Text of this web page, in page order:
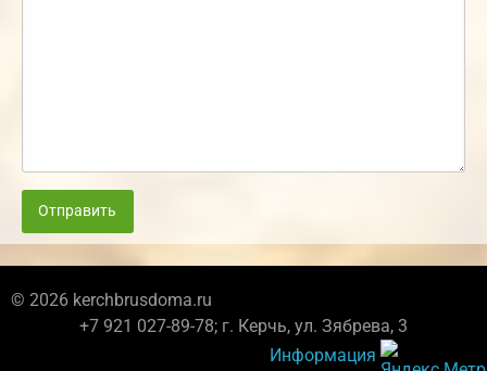
Отправить
© 2026 kerchbrusdoma.ru
+7 921 027-89-78; г. Керчь, ул. Зябрева, 3
Информация